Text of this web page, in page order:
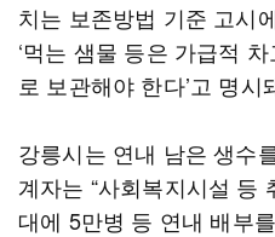
치는 보존방법 기준 고시
‘먹는 샘물 등은 가급적
로 보관해야 한다’고 명시
강릉시는 연내 남은 생수
계자는 “사회복지시설 등
대에 5만병 등 연내 배부